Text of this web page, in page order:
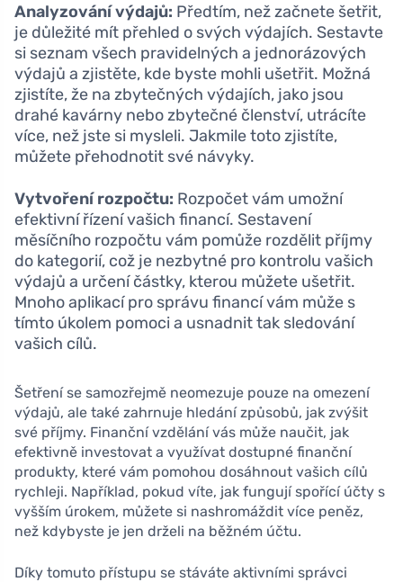
Analyzování výdajů: Předtím, než začnete šetřit,
je důležité mít přehled o svých výdajích. Sestavte
si seznam všech pravidelných a jednorázových
výdajů a zjistěte, kde byste mohli ušetřit. Možná
zjistíte, že na zbytečných výdajích, jako jsou
drahé kavárny nebo zbytečné členství, utrácíte
více, než jste si mysleli. Jakmile toto zjistíte,
můžete přehodnotit své návyky.
Vytvoření rozpočtu: Rozpočet vám umožní
efektivní řízení vašich financí. Sestavení
měsíčního rozpočtu vám pomůže rozdělit příjmy
do kategorií, což je nezbytné pro kontrolu vašich
výdajů a určení částky, kterou můžete ušetřit.
Mnoho aplikací pro správu financí vám může s
tímto úkolem pomoci a usnadnit tak sledování
vašich cílů.
Šetření se samozřejmě neomezuje pouze na omezení
výdajů, ale také zahrnuje hledání způsobů, jak zvýšit
své příjmy. Finanční vzdělání vás může naučit, jak
efektivně investovat a využívat dostupné finanční
produkty, které vám pomohou dosáhnout vašich cílů
rychleji. Například, pokud víte, jak fungují spořící účty s
vyšším úrokem, můžete si nashromáždit více peněz,
než kdybyste je jen drželi na běžném účtu.
Díky tomuto přístupu se stáváte aktivními správci